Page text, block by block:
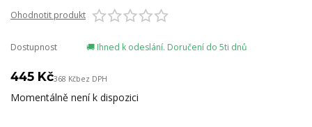
Ohodnotit produkt
Dostupnost 🚚 Ihned k odeslání. Doručení do 5ti dnů
445 Kč368 Kčbez DPH
Momentálně není k dispozici